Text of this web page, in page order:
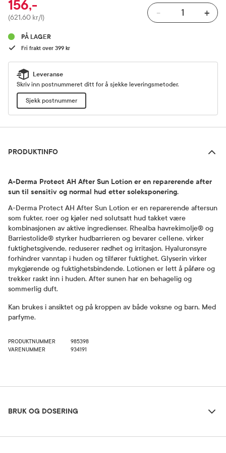
Pris
156,-
(621,60 kr/l) - +
PÅ LAGER
Fri frakt over 399 kr
Leveranse
Skriv inn postnummeret ditt for å sjekke leveringsmetoder.
Sjekk postnummer
PRODUKTINFO
A-Derma Protect AH After Sun Lotion er en reparerende after
sun til sensitiv og normal hud etter soleksponering.
A-Derma Protect AH After Sun Lotion er en reparerende aftersun
som fukter, roer og kjøler ned solutsatt hud takket være
kombinasjonen av aktive ingredienser. Rhealba havrekimolje® og
Barriestolide® styrker hudbarrieren og bevarer cellene, virker
fuktighetsgivende, reduserer rødhet og irritasjon. Hyaluronsyre
forhindrer vanntap i huden og tilfører fuktighet. Glyserin virker
mykgjørende og fuktighetsbindende. Lotionen er lett å påføre og
trekker raskt inn i huden. After sunen har en behagelig og
sommerlig duft.
Kan brukes i ansiktet og på kroppen av både voksne og barn. Med
parfyme.
PRODUKTNUMMER
985398
VARENUMMER
934191
BRUK OG DOSERING